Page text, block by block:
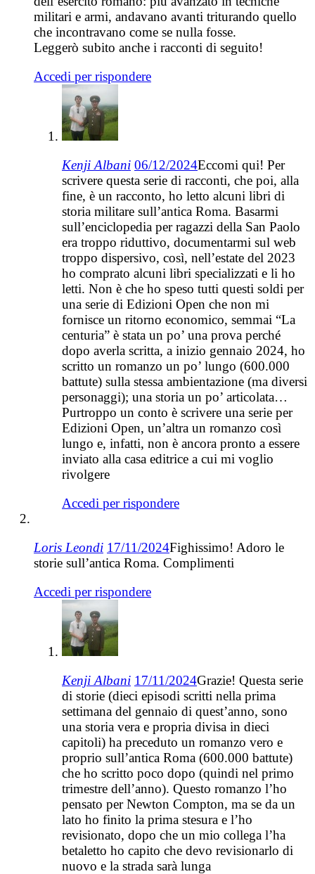
militari e armi, andavano avanti triturando quello
che incontravano come se nulla fosse.
Leggerò subito anche i racconti di seguito!
Accedi per rispondere
Kenji Albani 06/12/2024Eccomi qui! Per
scrivere questa serie di racconti, che poi, alla
fine, è un racconto, ho letto alcuni libri di
storia militare sull’antica Roma. Basarmi
sull’enciclopedia per ragazzi della San Paolo
era troppo riduttivo, documentarmi sul web
troppo dispersivo, così, nell’estate del 2023
ho comprato alcuni libri specializzati e li ho
letti. Non è che ho speso tutti questi soldi per
una serie di Edizioni Open che non mi
fornisce un ritorno economico, semmai “La
centuria” è stata un po’ una prova perché
dopo averla scritta, a inizio gennaio 2024, ho
scritto un romanzo un po’ lungo (600.000
battute) sulla stessa ambientazione (ma diversi
personaggi); una storia un po’ articolata…
Purtroppo un conto è scrivere una serie per
Edizioni Open, un’altra un romanzo così
lungo e, infatti, non è ancora pronto a essere
inviato alla casa editrice a cui mi voglio
rivolgere
Accedi per rispondere
Loris Leondi 17/11/2024Fighissimo! Adoro le
storie sull’antica Roma. Complimenti
Accedi per rispondere
Kenji Albani 17/11/2024Grazie! Questa serie
di storie (dieci episodi scritti nella prima
settimana del gennaio di quest’anno, sono
una storia vera e propria divisa in dieci
capitoli) ha preceduto un romanzo vero e
proprio sull’antica Roma (600.000 battute)
che ho scritto poco dopo (quindi nel primo
trimestre dell’anno). Questo romanzo l’ho
pensato per Newton Compton, ma se da un
lato ho finito la prima stesura e l’ho
revisionato, dopo che un mio collega l’ha
betaletto ho capito che devo revisionarlo di
nuovo e la strada sarà lunga